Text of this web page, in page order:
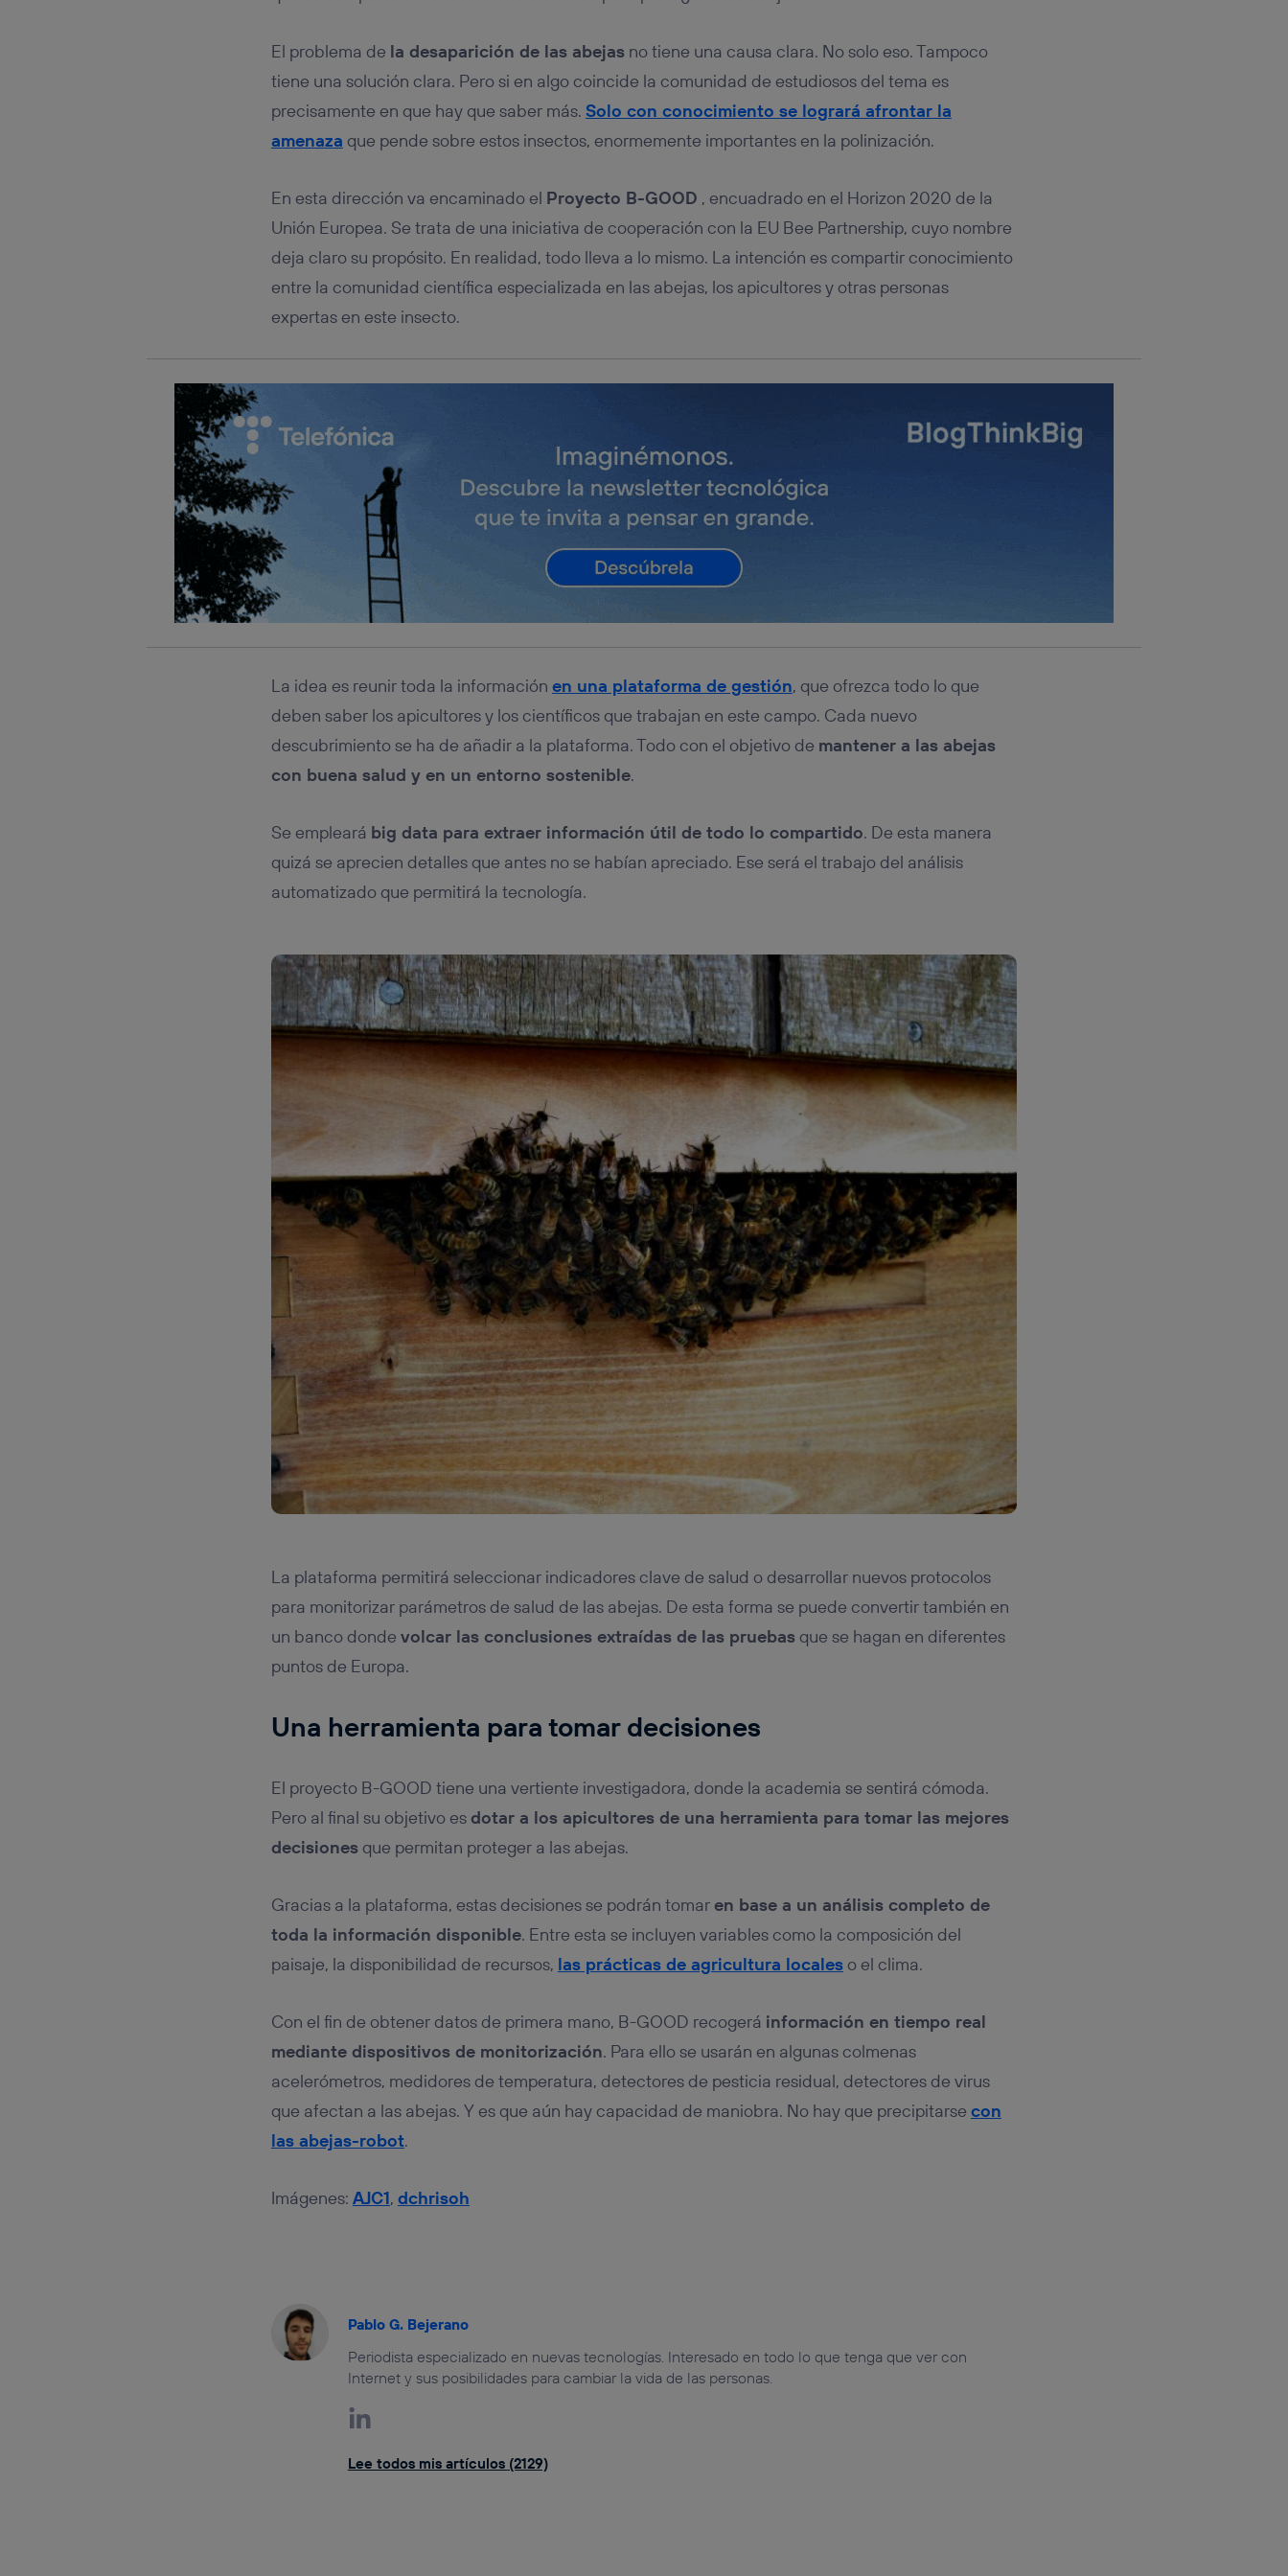
El problema de la desaparición de las abejasno tiene una causa clara. No solo eso. Tampoco
tiene una solución clara. Pero si en algo coincide la comunidad de estudiosos del tema es
precisamente en que hay que saber más. Solo con conocimiento se logrará afrontar la
amenaza que pende sobre estos insectos, enormemente importantes en la polinización.
En esta dirección va encaminado el Proyecto B-GOOD , encuadrado en el Horizon 2020 de la
Unión Europea. Se trata de una iniciativa de cooperación con la EU Bee Partnership, cuyo nombre
deja claro su propósito. En realidad, todo lleva a lo mismo. La intención es compartir conocimiento
entre la comunidad científica especializada en las abejas, los apicultores y otras personas
expertas en este insecto.
La idea es reunir toda la información en una plataforma de gestión, que ofrezca todo lo que
deben saber los apicultores y los científicos que trabajan en este campo. Cada nuevo
descubrimiento se ha de añadir a la plataforma. Todo con el objetivo de mantener a las abejas
con buena salud y en un entorno sostenible.
Se empleará big data para extraer información útil de todo lo compartido. De esta manera
quizá se aprecien detalles que antes no se habían apreciado. Ese será el trabajo del análisis
automatizado que permitirá la tecnología.
La plataforma permitirá seleccionar indicadores clave de salud o desarrollar nuevos protocolos
para monitorizar parámetros de salud de las abejas. De esta forma se puede convertir también en
un banco donde volcar las conclusiones extraídas de las pruebasque se hagan en diferentes
puntos de Europa.
Una herramienta para tomar decisiones
El proyecto B-GOOD tiene una vertiente investigadora, donde la academia se sentirá cómoda.
Pero al final su objetivo esdotar a los apicultores de una herramienta para tomar las mejores
decisionesque permitan proteger a las abejas.
Gracias a la plataforma, estas decisiones se podrán tomaren base a un análisis completo de
toda la información disponible. Entre esta se incluyen variables como la composición del
paisaje, la disponibilidad de recursos, las prácticas de agricultura localeso el clima.
Con el fin de obtener datos de primera mano, B-GOOD recogerá información en tiempo real
mediante dispositivos de monitorización. Para ello se usarán en algunas colmenas
acelerómetros, medidores de temperatura, detectores de pesticia residual, detectores de virus
que afectan a las abejas. Y es que aún hay capacidad de maniobra. No hay que precipitarse con
las abejas-robot.
Imágenes: AJC1, dchrisoh
Pablo G. Bejerano
Periodista especializado en nuevas tecnologías. Interesado en todo lo que tenga que ver con
Internet y sus posibilidades para cambiar la vida de las personas.
Lee todos mis artículos (2129)
Si utilizas una
conexión de banda ancha
realizará en función de las actividades de navegación de los miembros del hogar que
hayan dado su consentimiento.
únicamente en la navegación del usuario del móvil.
inferior de esta página web o visitando el
portal de privacidad de Utiq (“consenthub”).
Para más información, consulta la política de privacidad de Utiq.